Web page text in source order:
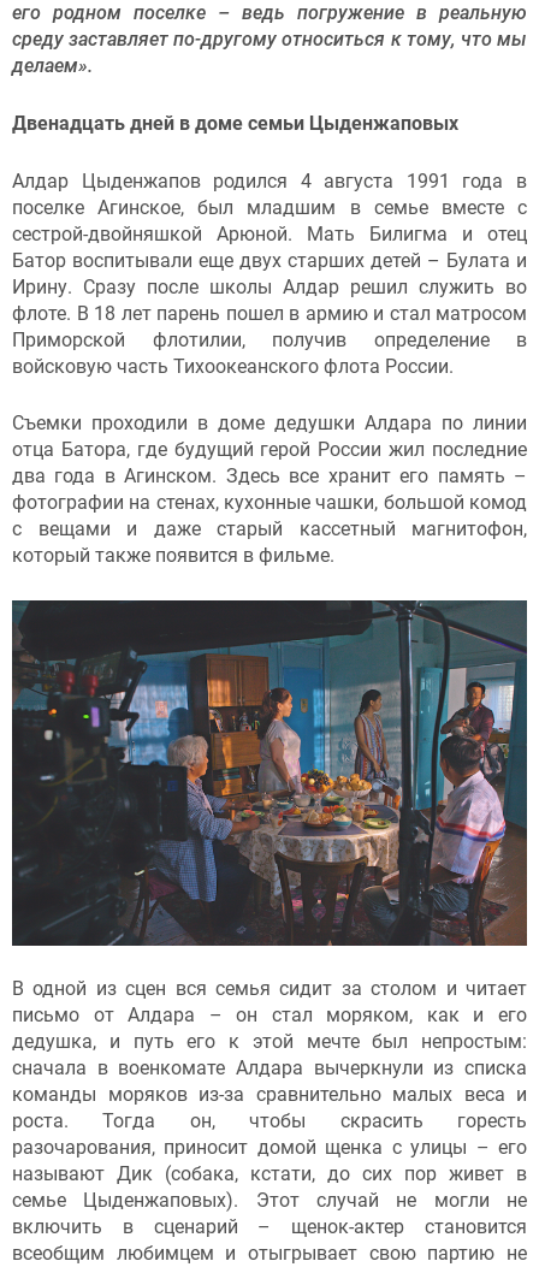
его родном поселке – ведь погружение в реальную
среду заставляет по-другому относиться к тому, что мы
делаем».
Двенадцать дней в доме семьи Цыденжаповых
Алдар Цыденжапов родился 4 августа 1991 года в
поселке Агинское, был младшим в семье вместе с
сестрой-двойняшкой Арюной. Мать Билигма и отец
Батор воспитывали еще двух старших детей – Булата и
Ирину. Сразу после школы Алдар решил служить во
флоте. В 18 лет парень пошел в армию и стал матросом
Приморской флотилии, получив определение в
войсковую часть Тихоокеанского флота России.
Съемки проходили в доме дедушки Алдара по линии
отца Батора, где будущий герой России жил последние
два года в Агинском. Здесь все хранит его память –
фотографии на стенах, кухонные чашки, большой комод
с вещами и даже старый кассетный магнитофон,
который также появится в фильме.
В одной из сцен вся семья сидит за столом и читает
письмо от Алдара – он стал моряком, как и его
дедушка, и путь его к этой мечте был непростым:
сначала в военкомате Алдара вычеркнули из списка
команды моряков из-за сравнительно малых веса и
роста. Тогда он, чтобы скрасить горесть
разочарования, приносит домой щенка с улицы – его
называют Дик (собака, кстати, до сих пор живет в
семье Цыденжаповых). Этот случай не могли не
включить в сценарий – щенок-актер становится
всеобщим любимцем и отыгрывает свою партию не